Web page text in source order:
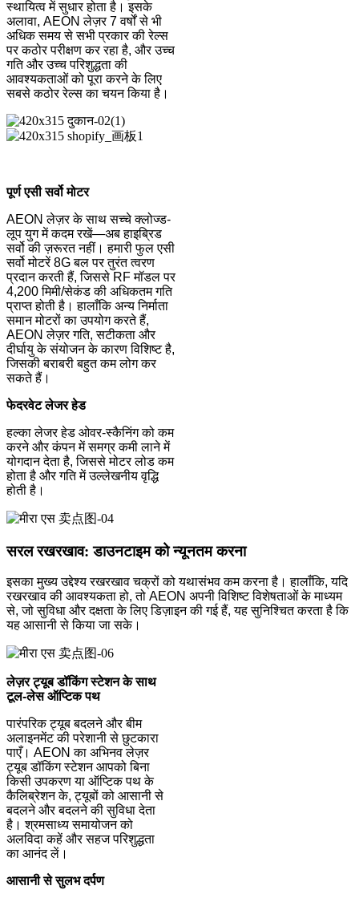
स्थायित्व में सुधार होता है। इसके
अलावा, AEON लेज़र 7 वर्षों से भी
अधिक समय से सभी प्रकार की रेल्स
पर कठोर परीक्षण कर रहा है, और उच्च
गति और उच्च परिशुद्धता की
आवश्यकताओं को पूरा करने के लिए
सबसे कठोर रेल्स का चयन किया है।
पूर्ण एसी सर्वो मोटर
AEON लेज़र के साथ सच्चे क्लोज्ड-
लूप युग में कदम रखें—अब हाइब्रिड
सर्वो की ज़रूरत नहीं। हमारी फुल एसी
सर्वो मोटरें 8G बल पर तुरंत त्वरण
प्रदान करती हैं, जिससे RF मॉडल पर
4,200 मिमी/सेकंड की अधिकतम गति
प्राप्त होती है। हालाँकि अन्य निर्माता
समान मोटरों का उपयोग करते हैं,
AEON लेज़र गति, सटीकता और
दीर्घायु के संयोजन के कारण विशिष्ट है,
जिसकी बराबरी बहुत कम लोग कर
सकते हैं।
फेदरवेट लेजर हेड
हल्का लेजर हेड ओवर-स्कैनिंग को कम
करने और कंपन में समग्र कमी लाने में
योगदान देता है, जिससे मोटर लोड कम
होता है और गति में उल्लेखनीय वृद्धि
होती है।
सरल रखरखाव: डाउनटाइम को न्यूनतम करना
इसका मुख्य उद्देश्य रखरखाव चक्रों को यथासंभव कम करना है। हालाँकि, यदि
रखरखाव की आवश्यकता हो, तो AEON अपनी विशिष्ट विशेषताओं के माध्यम
से, जो सुविधा और दक्षता के लिए डिज़ाइन की गई हैं, यह सुनिश्चित करता है कि
यह आसानी से किया जा सके।
लेज़र ट्यूब डॉकिंग स्टेशन के साथ
टूल-लेस ऑप्टिक पथ
पारंपरिक ट्यूब बदलने और बीम
अलाइनमेंट की परेशानी से छुटकारा
पाएँ। AEON का अभिनव लेज़र
ट्यूब डॉकिंग स्टेशन आपको बिना
किसी उपकरण या ऑप्टिक पथ के
कैलिब्रेशन के, ट्यूबों को आसानी से
बदलने और बदलने की सुविधा देता
है। श्रमसाध्य समायोजन को
अलविदा कहें और सहज परिशुद्धता
का आनंद लें।
आसानी से सुलभ दर्पण